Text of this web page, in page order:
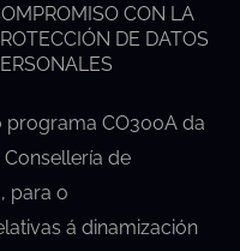
CON LA
DE DATOS
programa CO300A da
de
para o
á dinamización